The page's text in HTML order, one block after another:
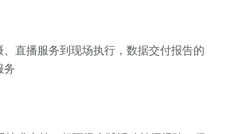
直播服务到现场执行，数据交付报告的
务